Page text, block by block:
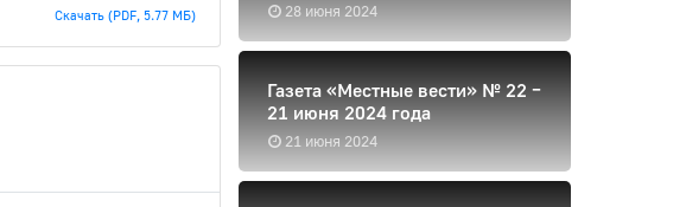
Скачать (PDF, 5.77 МБ) 28 июня 2024
21 июня 2024
Газета «Местные вести» № 22 –
21 июня 2024 года